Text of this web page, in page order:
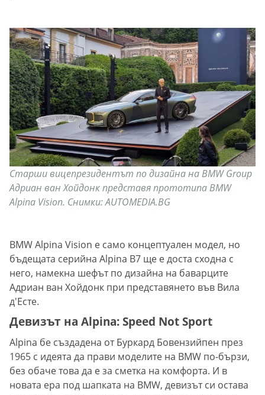
Старши вицепрезидентът по дизайна на BMW Group
Адриан ван Хойдонк представя прототипа BMW
Alpina Vision. Снимки: AUTOMEDIA.BG
BMW Alpina Vision е само концептуален модел, но
бъдещата серийна Alpina B7 ще е доста сходна с
него, намекна шефът по дизайна на баварците
Адриан ван Хойдонк при представянето във Вила
д'Eсте.
Девизът на Alpina: Speed Not Sport
Alpina бе създадена от Буркард Бовензийпен през
1965 с идеята да прави моделите на BMW по-бързи,
без обаче това да е за сметка на комфорта. И в
новата ера под шапката на BMW, девизът си остава